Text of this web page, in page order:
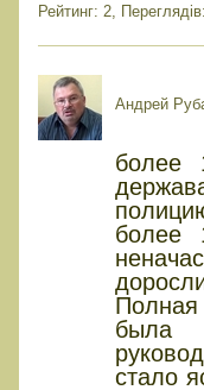
Рейтинг: 2,
Андрей
более
более
стало